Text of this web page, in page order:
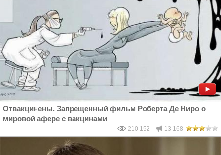
Отвакцинены. Запрещенный фильм Роберта Де Ниро о
мировой афере с вакцинами
210 152 13 168